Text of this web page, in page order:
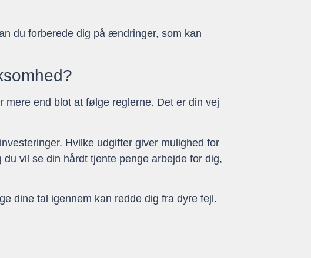
du forberede dig på ændringer, som kan
end blot at følge reglerne. Det er din vej
Hvilke udgifter giver mulighed for
vil se din hårdt tjente penge arbejde for dig,
dine tal igennem kan redde dig fra dyre fejl.